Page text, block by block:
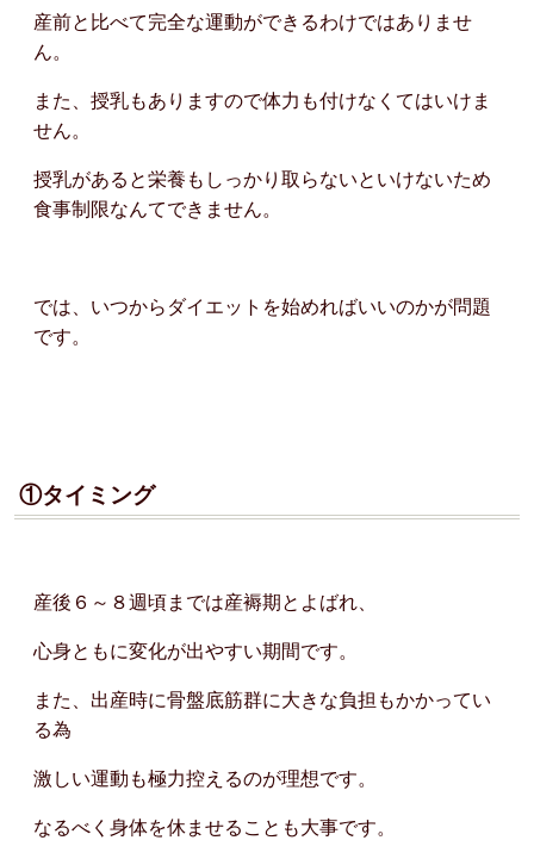
産前と比べて完全な運動ができるわけではありませ
ん。
また、授乳もありますので体力も付けなくてはいけま
せん。
授乳があると栄養もしっかり取らないといけないため
食事制限なんてできません。
では、いつからダイエットを始めればいいのかが問題
です。
①タイミング
産後６～８週頃までは産褥期とよばれ、
心身ともに変化が出やすい期間です。
また、出産時に骨盤底筋群に大きな負担もかかってい
る為
激しい運動も極力控えるのが理想です。
なるべく身体を休ませることも大事です。